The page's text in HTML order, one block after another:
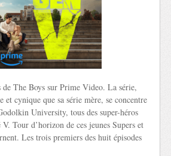
The Boys sur Prime Video. La série,
et cynique que sa série mère, se concentre
University, tous des super-héros
Tour d’horizon de ces jeunes Supers et
Les trois premiers des huit épisodes